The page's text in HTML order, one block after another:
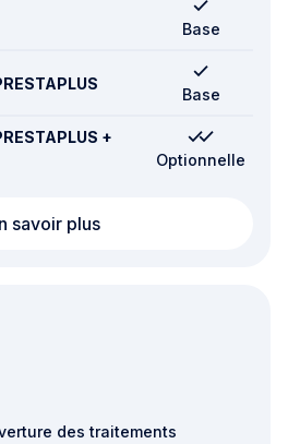
Base
Base
+
Optionnelle
savoir plusImplants dentaires
des traitements